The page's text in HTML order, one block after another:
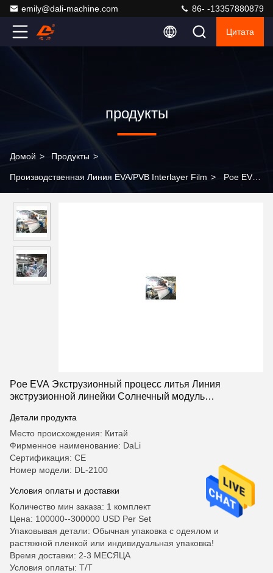
emily@dali-machine.com 86- -13357880879
Цитата
продукты
Домой > Продукты >
Производственная Линия EVA/PVB Interlayer Film > Poe EVA
Солнечный модуль уплотнительный слой
Poe EVA Экструзионный процесс литья Линия
экструзионной линейки Солнечный модуль
Детали продукта
Место происхождения: Китай
Фирменное наименование: DaLi
Сертификация: CE
Номер модели: DL-2100
Условия оплаты и доставки
Количество мин заказа: 1 комплект
Цена: 100000--300000 USD Per Set
Упаковывая детали: Обычная упаковка с одеялом и
растяжной пленкой или индивидуальная упаковка!
Время доставки: 2-3 МЕСЯЦА
Условия оплаты: T/T